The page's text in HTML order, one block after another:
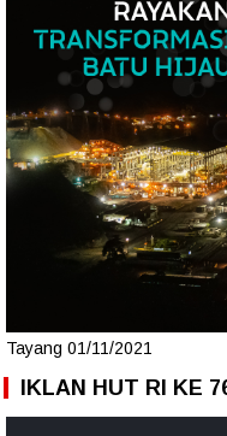
Tayang 01/11/2021
IKLAN HUT RI KE